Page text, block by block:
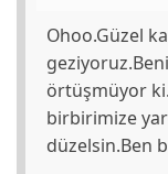
Ohoo.Güzel
örtüşmüyor
birbirimize
düzelsin.Ben